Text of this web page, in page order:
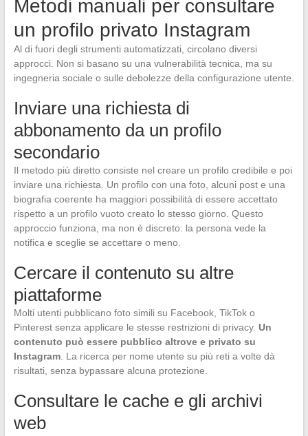
Metodi manuali per consultare
un profilo privato Instagram
Al di fuori degli strumenti automatizzati, circolano diversi
approcci. Non si basano su una vulnerabilità tecnica, ma su
ingegneria sociale o sulle debolezze della configurazione utente.
Inviare una richiesta di
abbonamento da un profilo
secondario
Il metodo più diretto consiste nel creare un profilo credibile e poi
inviare una richiesta. Un profilo con una foto, alcuni post e una
biografia coerente ha maggiori possibilità di essere accettato
rispetto a un profilo vuoto creato lo stesso giorno. Questo
approccio funziona, ma non è discreto: la persona vede la
notifica e sceglie se accettare o meno.
Cercare il contenuto su altre
piattaforme
Molti utenti pubblicano foto simili su Facebook, TikTok o
Pinterest senza applicare le stesse restrizioni di privacy. Un
contenuto può essere pubblico altrove e privato su
Instagram. La ricerca per nome utente su più reti a volte dà
risultati, senza bypassare alcuna protezione.
Consultare le cache e gli archivi
web